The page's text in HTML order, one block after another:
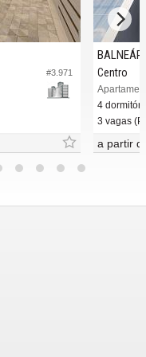
#3.971 Centro
4
3 vagas
a partir